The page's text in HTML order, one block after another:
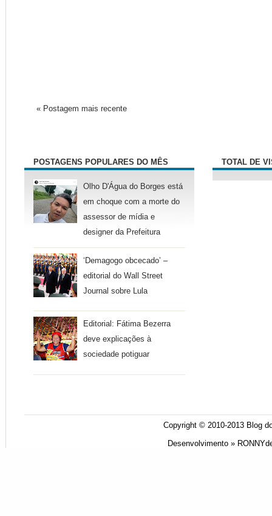
« Postagem mais recente
POSTAGENS POPULARES DO MÊS
Olho D'Água do Borges está
em choque com a morte do
assessor de mídia e
designer da Prefeitura
‘Demagogo obcecado’ –
editorial do Wall Street
Journal sobre Lula
Editorial: Fátima Bezerra
deve explicações à
sociedade potiguar
TOTAL DE
Copyright © 2010-2013 Blog
Desenvolvimento »